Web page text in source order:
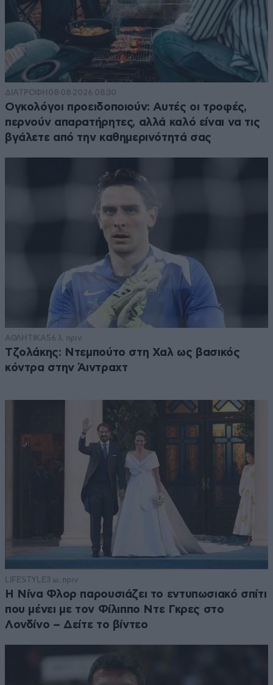
ΔΙΑΤΡΟΦΗ 08·08·2026 08:30
Ογκολόγοι προειδοποιούν: Αυτές οι τροφές,
περνούν απαρατήρητες, αλλά καλό είναι να τις
βγάλετε από την καθημερινότητά σας
ΑΘΛΗΤΙΚΑ56 λ. πριν
Τζολάκης: Ντεμπούτο στη Χαλ ως βασικός
κόντρα στην Άιντραχτ
LIFESTYLE3 ω. πριν
Η Νίνα Φλορ παρουσιάζει το εντυπωσιακό σπίτι
που μένει με τον Φίλιππο Ντε Γκρες στο
Λονδίνο – Δείτε το βίντεο